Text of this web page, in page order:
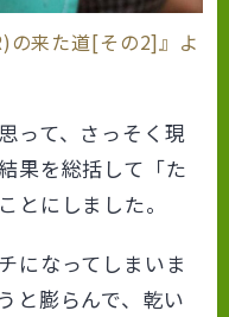
の来た道[その2]』よ
って、さっそく現
果を総括して「た
とにしました。
になってしまいま
と膨らんで、乾い